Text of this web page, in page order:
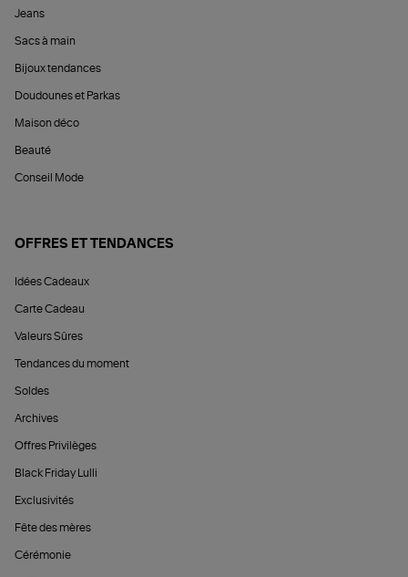
Jeans
Sacs à main
Bijoux tendances
Doudounes et Parkas
Maison déco
Beauté
Conseil Mode
OFFRES ET TENDANCES
Idées Cadeaux
Carte Cadeau
Valeurs Sûres
Tendances du moment
Soldes
Archives
Offres Privilèges
Black Friday Lulli
Exclusivités
Fête des mères
Cérémonie